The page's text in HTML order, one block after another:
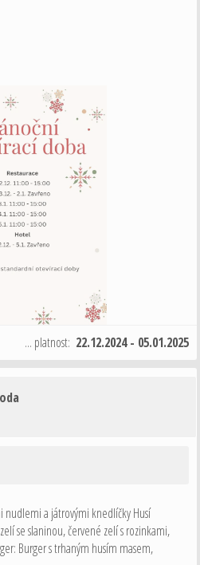
... platnost: 22.12.2024 - 05.01.2025
nudlemi a játrovými knedlíčky Husí
se slaninou, červené zelí s rozinkami,
Burger s trhaným husím masem,